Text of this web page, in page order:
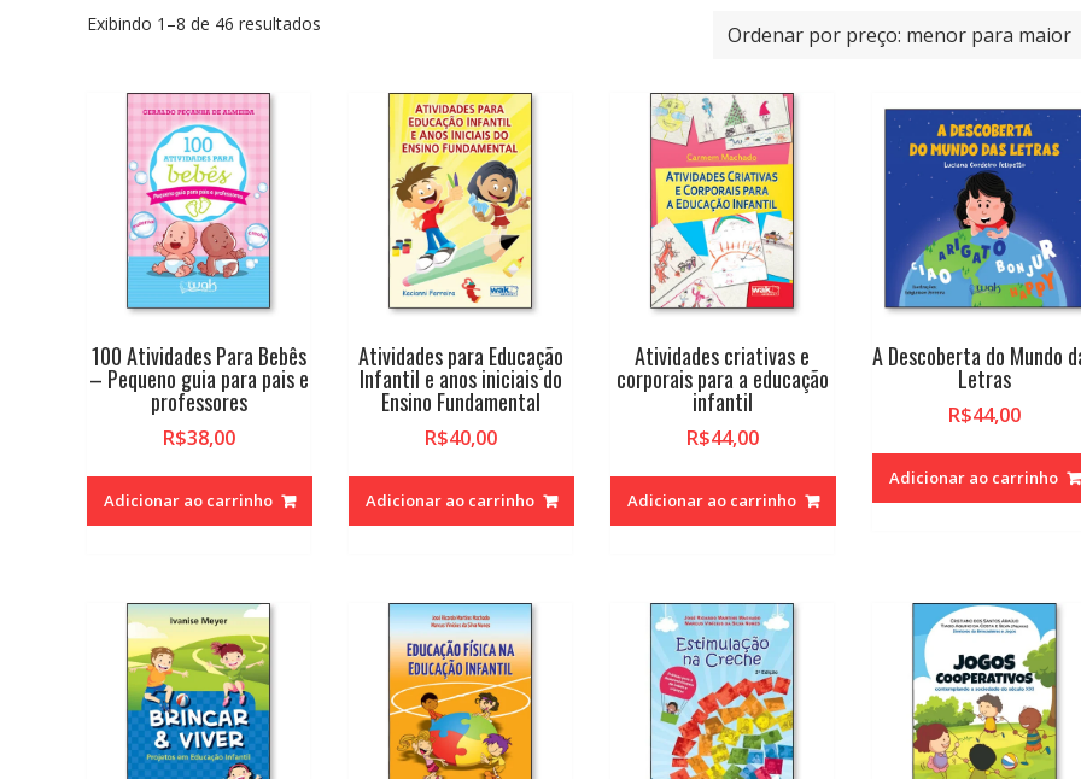
Exibindo 1–8 de 46 resultados
100 Atividades Para Bebês
– Pequeno guia para pais e
professores
R$38,00
Adicionar ao carrinho
Atividades para Educação
Infantil e anos iniciais do
Ensino Fundamental
R$40,00
Adicionar ao carrinho
Atividades criativas e
corporais para a educação
infantil
R$44,00
Adicionar ao carrinho
A Descoberta do Mundo
Letras
R$44,00
Adicionar ao carrinho